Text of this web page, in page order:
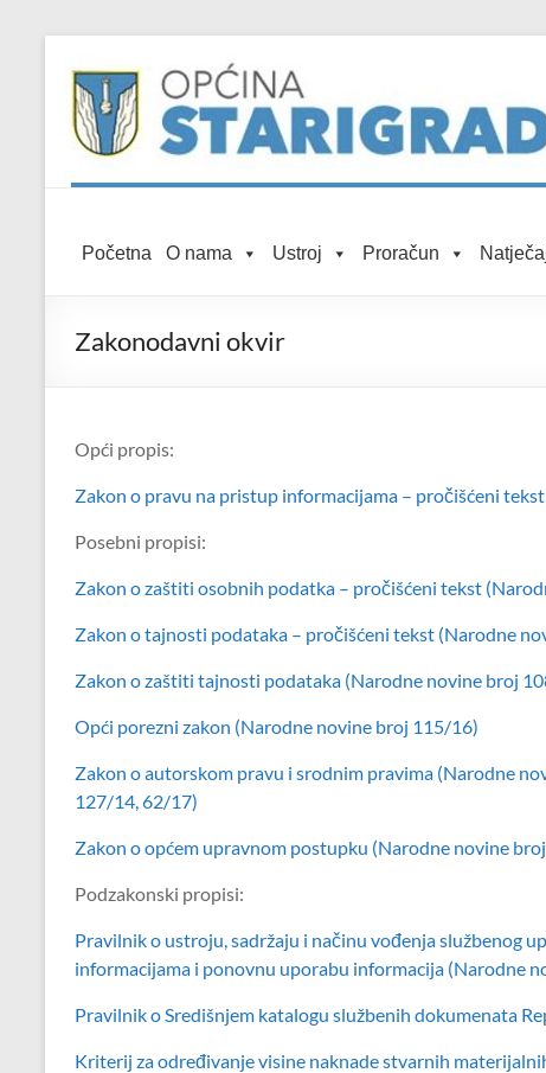
content
Općina
Službena
mrežna
Početna O nama Ustroj Proračun
Zakonodavni okvir
Opći propis:
Zakon o pravu na pristup informacijama – pročišćeni
Posebni propisi:
Zakon o zaštiti osobnih podatka – pročišćeni tekst
Zakon o tajnosti podataka – pročišćeni tekst (Narodne
Zakon o zaštiti tajnosti podataka (Narodne novine broj
Opći porezni zakon (Narodne novine broj 115/16)
Zakon o autorskom pravu i srodnim pravima (Narodne
127/14, 62/17)
Zakon o općem upravnom postupku (Narodne novine
Podzakonski propisi:
Pravilnik o ustroju, sadržaju i načinu vođenja službenog
informacijama i ponovnu uporabu informacija (Narodne
Pravilnik o Središnjem katalogu službenih dokumenata
Kriterij za određivanje visine naknade stvarnih